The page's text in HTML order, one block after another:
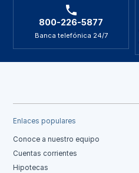
800-226-5877
Banca telefónica 24/7
Enlaces populares
Conoce a nuestro equipo
Cuentas corrientes
Hipotecas